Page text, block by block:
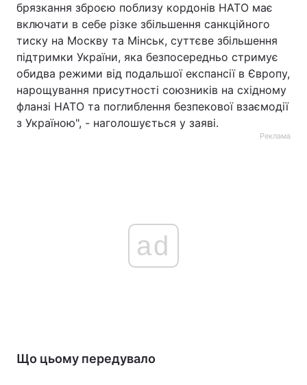
брязкання зброєю поблизу кордонів НАТО має
включати в себе різке збільшення санкційного
тиску на Москву та Мінськ, суттєве збільшення
підтримки України, яка безпосередньо стримує
обидва режими від подальшої експансії в Європу,
нарощування присутності союзників на східному
фланзі НАТО та поглиблення безпекової взаємодії
з Україною", - наголошується у заяві.
Реклама
ad
Що цьому передувало